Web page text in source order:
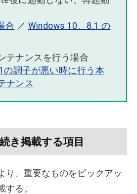
合 ／ Windows 10、8.1 の
テナンスを行う場合
調子が悪い時に行う本
ナンス
き掲載する項目
り、重要なものをピックアッ
する。